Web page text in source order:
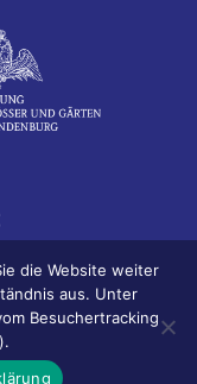
die Website weiter
aus. Unter
Besuchertracking